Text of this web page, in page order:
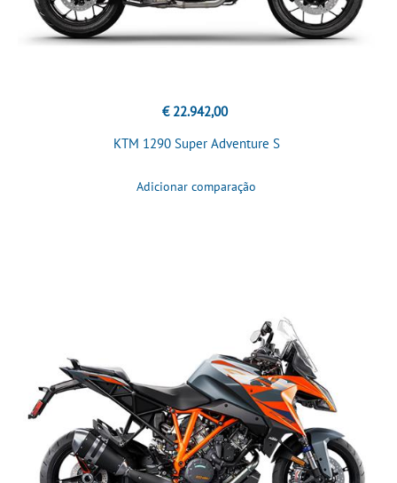
€ 22.942,00
KTM 1290 Super Adventure S
Adicionar comparação